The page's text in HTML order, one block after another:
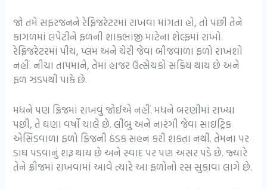
જો તમે સફરજનને રેફ્રિજરેટરમાં રાખવા માંગતા હો, તો પછી તેને
કાગળમાં લપેટીને ફળની શાકભાજી માટેના શેલ્ફમાં રાખો.
રેફ્રિજરેટરમાં પીચ, પ્લમ અને ચેરી જેવા બીજવાળા ફળો રાખશો
નહીં. નીચા તાપમાને, તેમાં હાજર ઉત્સેચકો સક્રિય થાય છે અને
ફળ ઝડપથી પાકે છે.
મધને પણ ફ્રિજમાં રાખવું જોઈએ નહીં. મધને બરણીમાં રાખ્યા
પછી, તે ઘણા વર્ષો ચાલે છે. લીંબુ અને નારંગી જેવા સાઇટ્રિક
એસિડવાળા ફળો ફ્રિજની ઠંડક સહન કરી શકતા નથી. તેમના પર
ડાઘ પડવાનું શરૂ થાય છે અને સ્વાદ પર પણ અસર પડે છે. જ્યારે
તેને ફ્રીજમાં રાખવામાં આવે ત્યારે આ ફળોનો રસ સુકાવા લાગે છે.